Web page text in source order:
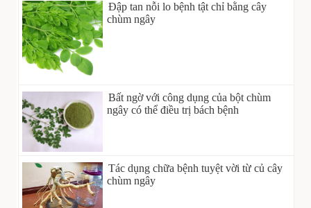
Đập tan nỗi lo bệnh tật chỉ bằng cây
chùm ngây
Bất ngờ với công dụng của bột chùm
ngây có thể điều trị bách bệnh
Tác dụng chữa bệnh tuyệt vời từ củ cây
chùm ngây